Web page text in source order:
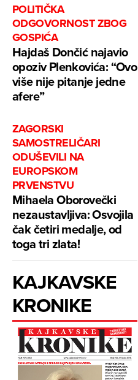
POLITIČKA
ODGOVORNOST ZBOG
GOSPIĆA
Hajdaš Dončić najavio
opoziv Plenkovića: “Ovo
više nije pitanje jedne
afere”
ZAGORSKI
SAMOSTRELIČARI
ODUŠEVILI NA
EUROPSKOM
PRVENSTVU
Mihaela Oborovečki
nezaustavljiva: Osvojila
čak četiri medalje, od
toga tri zlata!
KAJKAVSKE
KRONIKE